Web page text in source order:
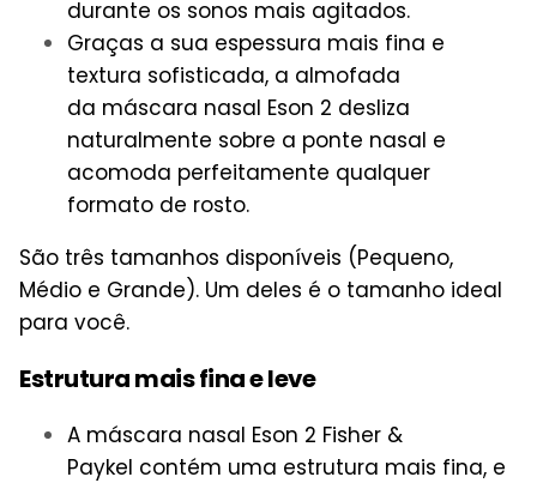
durante os sonos mais agitados.
Graças a sua espessura mais fina e
textura sofisticada, a almofada
da máscara nasal Eson 2 desliza
naturalmente sobre a ponte nasal e
acomoda perfeitamente qualquer
formato de rosto.
São três tamanhos disponíveis (Pequeno,
Médio e Grande). Um deles é o tamanho ideal
para você.
Estrutura mais fina e leve
A máscara nasal Eson 2 Fisher &
Paykel contém uma estrutura mais fina, e